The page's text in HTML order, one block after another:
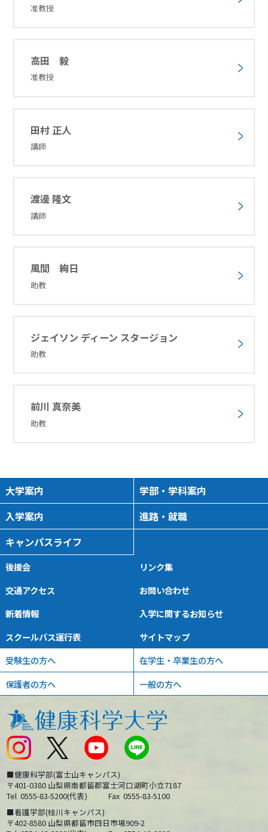
准教授
高田 毅
准教授
田村 正人
講師
渡邊 隆文
講師
風間 絢日
助教
ジェイソン ディーン スタージョン
助教
前川 真奈美
助教
大学案内
学部・学科案内
入学案内
進路・就職
キャンパスライフ
後援会
リンク集
交通アクセス
お問い合わせ
新着情報
入学に関するお知らせ
スクールバス運行表
サイトマップ
受験生の方へ
在学生・卒業生の方へ
保護者の方へ
一般の方へ
■健康科学部(富士山キャンパス)
〒401-0380 山梨県南都留郡富士河口湖町小立7187
Tel 0555-83-5200(代表) Fax 0555-83-5100
■看護学部(桂川キャンパス)
〒402-8580 山梨県都留市四日市場909-2